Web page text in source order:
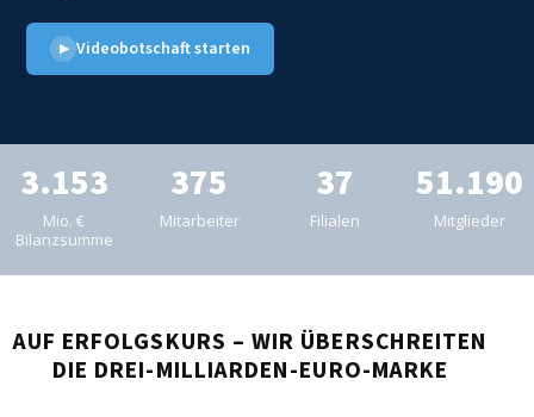
▶ Videobotschaft starten
3.153
Mio. €
Bilanzsumme
375
Mitarbeiter
37
Filialen
51.190
Mitglieder
AUF ERFOLGSKURS – WIR ÜBERSCHREITEN
DIE DREI-MILLIARDEN-EURO-MARKE